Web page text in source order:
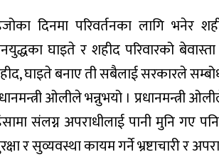
दिनमा परिवर्तनका लागि भनेर
घाइते र शहीद परिवारको
घाइते बनाए ती सबैलाई सरकारले
ओलीले भन्नुभयो । प्रधानमन्त्री
संलग्न अपराधीलाई पानी मुनि गए
र सुव्यवस्था कायम गर्ने भ्रष्टाचारी र